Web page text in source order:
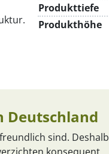
Produkttiefe
Produkthöhe
Deutschland
sind. Deshalb
konsequent